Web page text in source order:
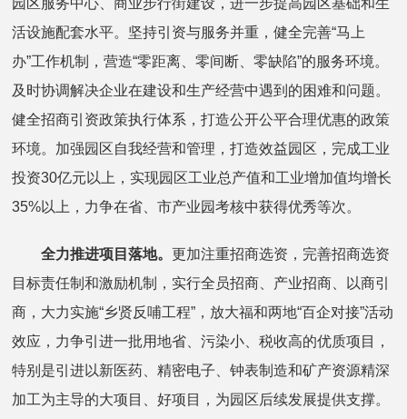
活设施配套水平。坚持引资与服务并重，健全完善“马上
办”工作机制，营造“零距离、零间断、零缺陷”的服务环境。
及时协调解决企业在建设和生产经营中遇到的困难和问题。
健全招商引资政策执行体系，打造公开公平合理优惠的政策
环境。加强园区自我经营和管理，打造效益园区，完成工业
投资30亿元以上，实现园区工业总产值和工业增加值均增长
35%以上，力争在省、市产业园考核中获得优秀等次。
全力推进项目落地。更加注重招商选资，完善招商选资
目标责任制和激励机制，实行全员招商、产业招商、以商引
商，大力实施“乡贤反哺工程”，放大福和两地“百企对接”活动
效应，力争引进一批用地省、污染小、税收高的优质项目，
特别是引进以新医药、精密电子、钟表制造和矿产资源精深
加工为主导的大项目、好项目，为园区后续发展提供支撑。